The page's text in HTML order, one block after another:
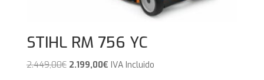
STIHL RM 756 YC
2.449,00€ El
2.199,00€ElIVA Incluido